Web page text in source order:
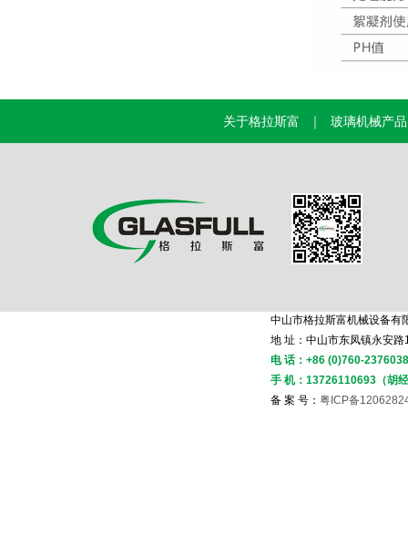
关于格拉斯富 ｜ 玻璃机械产品
中山市格拉斯富机械设备有
地 址：中山市东凤镇永安
电 话：+86 (0)760-
手 机：13726110693（胡
备 案 号： 粤ICP备